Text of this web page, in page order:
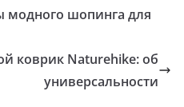
модного шопинга для
коврик Naturehike: об
универсальности